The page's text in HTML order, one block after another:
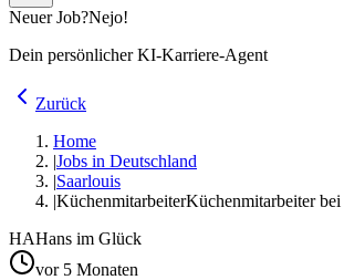
Neuer Job?Nejo!
Dein persönlicher KI-Karriere-Agent
Zurück
Home
|Jobs in Deutschland
|Saarlouis
|KüchenmitarbeiterKüchenmitarbeiter
HAHans im Glück
vor 5 Monaten